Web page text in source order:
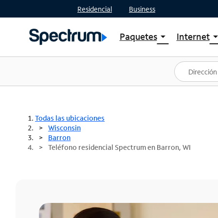
Residencial Business
Paquetesarrow_drop_down
Ver paquetes
Spectrum One
Mejores ofertas
Internetarrow_drop_down
Planes
Todas las ubicaciones
Wisconsin
Barron
Teléfono residencial Spectrum en Barron, WI